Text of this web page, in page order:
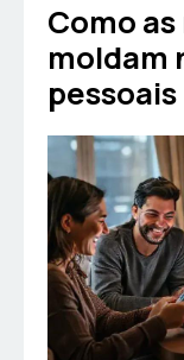
Como
moldam
pessoais